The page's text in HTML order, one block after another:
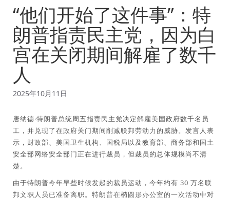
“他们开始了这件事”：特
朗普指责民主党，因为白
宫在关闭期间解雇了数千
人
2025年10月11日
唐纳德·特朗普总统周五指责民主党决定解雇美国政府数千名员
工，并兑现了在政府关门期间削减联邦劳动力的威胁。发言人表
示，财政部、美国卫生机构、国税局以及教育部、商务部和国土
安全部网络安全部门正在进行裁员，但裁员的总体规模尚不清
楚。
由于特朗普今年早些时候发起的裁员运动，今年约有 30 万名联
邦文职人员已准备离职。特朗普在椭圆形办公室的一次活动中对